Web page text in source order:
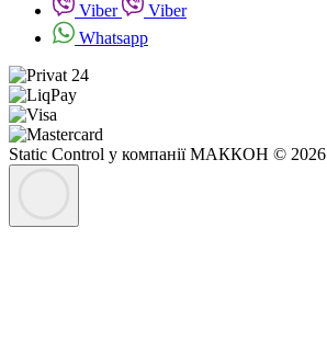
Viber
Viber
Whatsapp
Static Control у компанії МАККОН © 2026